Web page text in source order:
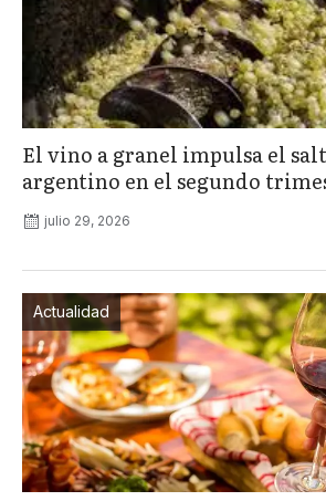
El vino a granel impulsa el
argentino en el segundo
julio 29, 2026
Actualidad